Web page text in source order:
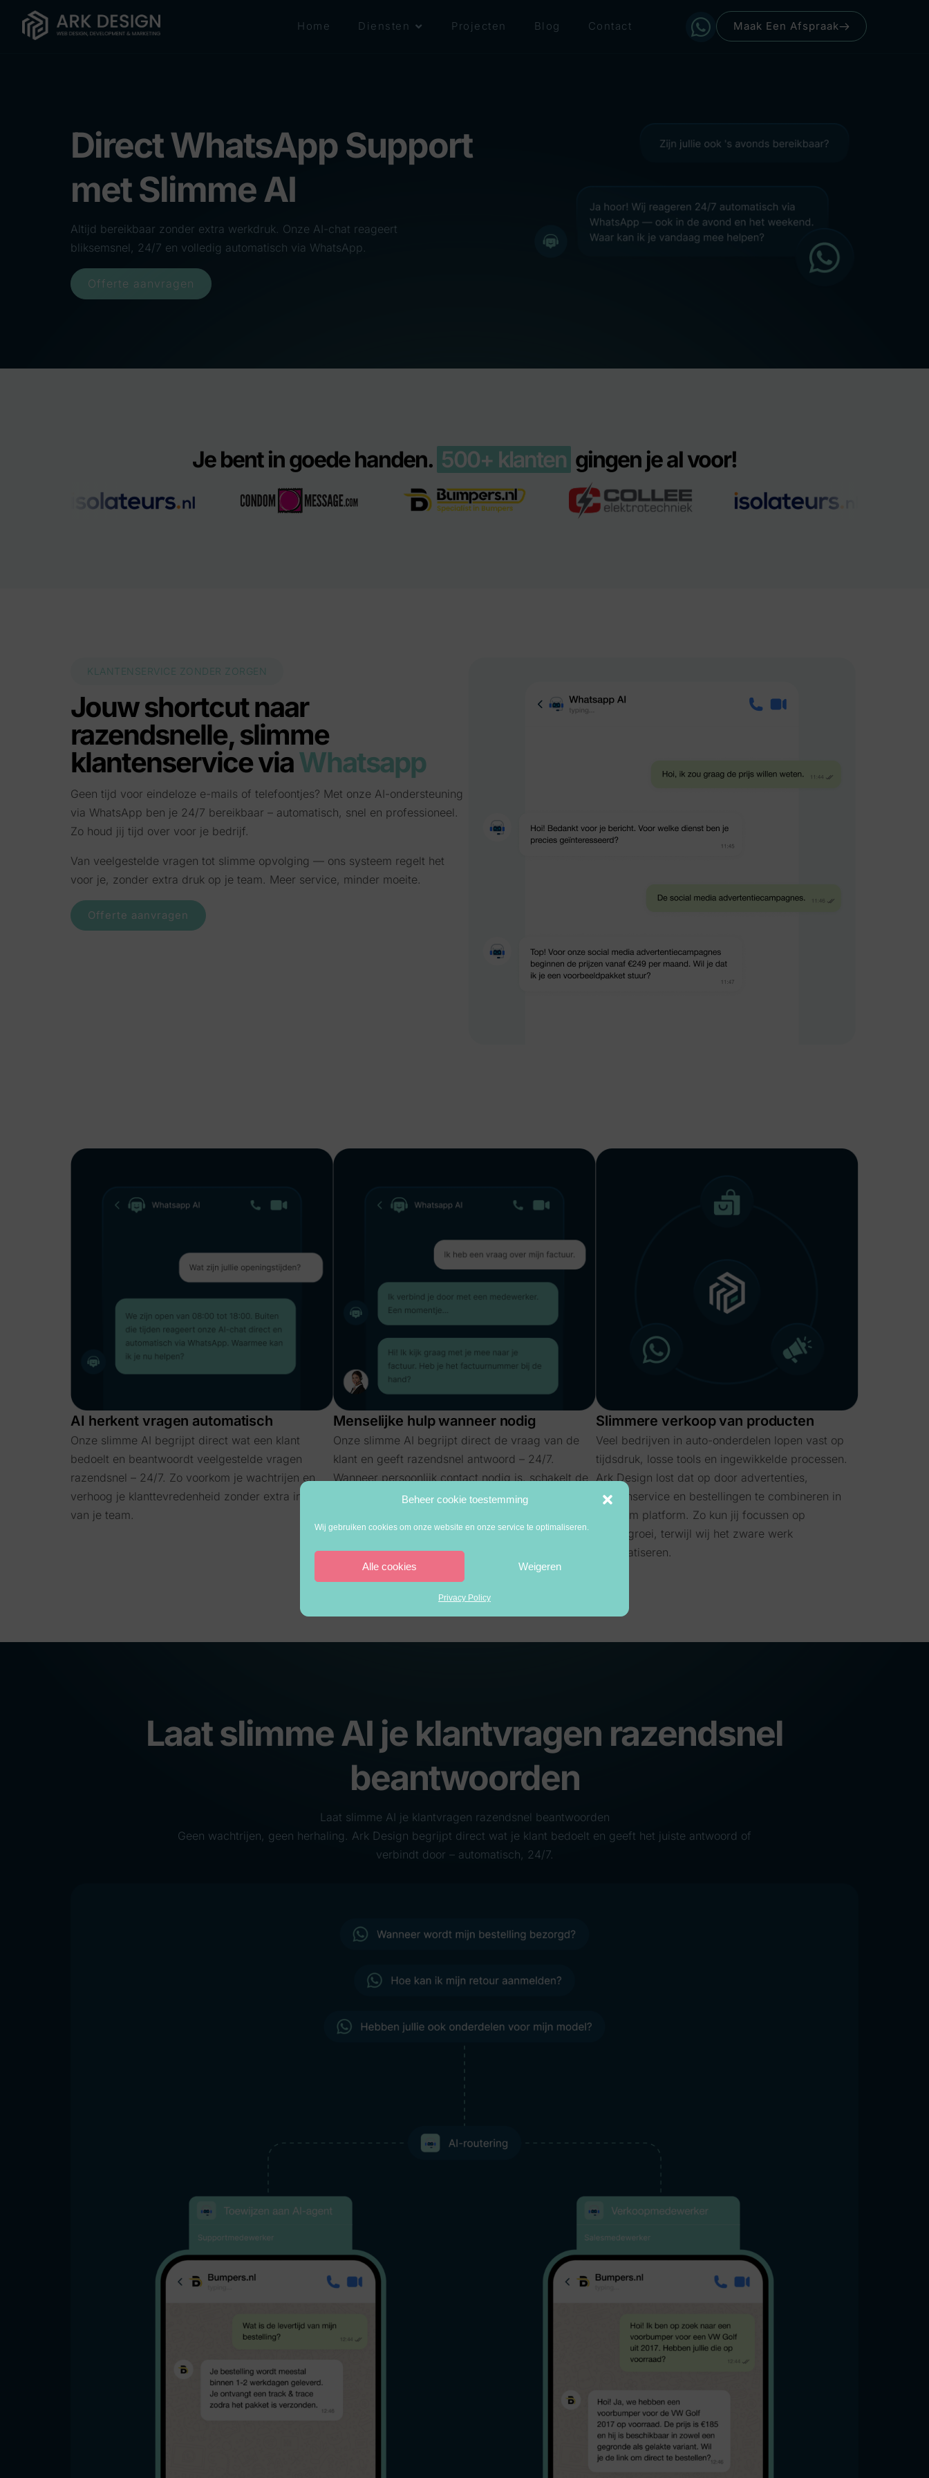
Beheer cookie toestemming
Wij gebruiken cookies om onze website en onze service te optimaliseren.
Alle cookies Weigeren
Privacy Policy
Home Diensten Projecten Blog Contact Maak Een Afspraak
Direct WhatsApp Support
met Slimme AI
Altijd bereikbaar zonder extra werkdruk. Onze AI-chat reageert
bliksemsnel, 24/7 en volledig automatisch via WhatsApp.
Offerte aanvragen
Je bent in goede handen. 500+ klanten gingen je al voor!
KLANTENSERVICE ZONDER ZORGEN
Jouw shortcut naar
razendsnelle, slimme
klantenservice viaWhatsapp
Geen tijd voor eindeloze e-mails of telefoontjes? Met onze AI-ondersteuning
via WhatsApp ben je 24/7 bereikbaar – automatisch, snel en professioneel.
Zo houd jij tijd over voor je bedrijf.
Van veelgestelde vragen tot slimme opvolging — ons systeem regelt het
voor je, zonder extra druk op je team. Meer service, minder moeite.
Offerte aanvragen
AI herkent vragen automatisch
Onze slimme AI begrijpt direct wat een klant
bedoelt en beantwoordt veelgestelde vragen
razendsnel – 24/7. Zo voorkom je wachtrijen en
verhoog je klanttevredenheid zonder extra inzet
van je team.
Menselijke hulp wanneer nodig​
Onze slimme AI begrijpt direct de vraag van de
klant en geeft razendsnel antwoord – 24/7.
Wanneer persoonlijk contact nodig is, schakelt de
AI moeiteloos door naar een medewerker. Zo
klanttevredenheid en ondersteun je je team zonder
extra belasting.
Slimmere verkoop van producten
Veel bedrijven in auto-onderdelen lopen vast op
tijdsdruk, losse tools en ingewikkelde processen.
Ark Design lost dat op door advertenties,
klantenservice en bestellingen te combineren in
één slim platform. Zo kun jij focussen op
omzetgroei, terwijl wij het zware werk
automatiseren.
Laat slimme AI je klantvragen razendsnel
beantwoorden
Laat slimme AI je klantvragen razendsnel beantwoorden
Geen wachtrijen, geen herhaling. Ark Design begrijpt direct wat je klant bedoelt en geeft het juiste antwoord of
verbindt door – automatisch, 24/7.